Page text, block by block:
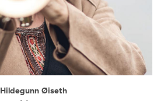
Hildegunn Øiseth